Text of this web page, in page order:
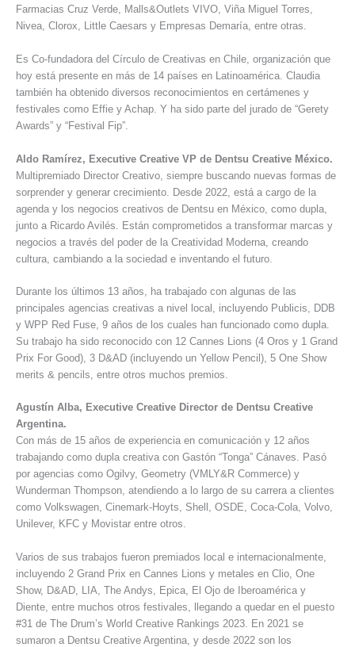
Farmacias Cruz Verde, Malls&Outlets VIVO, Viña Miguel Torres,
Nivea, Clorox, Little Caesars y Empresas Demaría, entre otras.
Es Co-fundadora del Círculo de Creativas en Chile, organización que
hoy está presente en más de 14 países en Latinoamérica. Claudia
también ha obtenido diversos reconocimientos en certámenes y
festivales como Effie y Achap. Y ha sido parte del jurado de “Gerety
Awards” y “Festival Fip”.
Aldo Ramírez, Executive Creative VP de Dentsu Creative México.
Multipremiado Director Creativo, siempre buscando nuevas formas de
sorprender y generar crecimiento. Desde 2022, está a cargo de la
agenda y los negocios creativos de Dentsu en México, como dupla,
junto a Ricardo Avilés. Están comprometidos a transformar marcas y
negocios a través del poder de la Creatividad Moderna, creando
cultura, cambiando a la sociedad e inventando el futuro.
Durante los últimos 13 años, ha trabajado con algunas de las
principales agencias creativas a nivel local, incluyendo Publicis, DDB
y WPP Red Fuse, 9 años de los cuales han funcionado como dupla.
Su trabajo ha sido reconocido con 12 Cannes Lions (4 Oros y 1 Grand
Prix For Good), 3 D&AD (incluyendo un Yellow Pencil), 5 One Show
merits & pencils, entre otros muchos premios.
Agustín Alba, Executive Creative Director de Dentsu Creative
Argentina.
Con más de 15 años de experiencia en comunicación y 12 años
trabajando como dupla creativa con Gastón “Tonga” Cánaves. Pasó
por agencias como Ogilvy, Geometry (VMLY&R Commerce) y
Wunderman Thompson, atendiendo a lo largo de su carrera a clientes
como Volkswagen, Cinemark-Hoyts, Shell, OSDE, Coca-Cola, Volvo,
Unilever, KFC y Movistar entre otros.
Varios de sus trabajos fueron premiados local e internacionalmente,
incluyendo 2 Grand Prix en Cannes Lions y metales en Clio, One
Show, D&AD, LIA, The Andys, Epica, El Ojo de Iberoamérica y
Diente, entre muchos otros festivales, llegando a quedar en el puesto
#31 de The Drum’s World Creative Rankings 2023. En 2021 se
sumaron a Dentsu Creative Argentina, y desde 2022 son los